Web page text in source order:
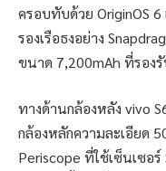
ครอบทับด้วย OriginOS
รองเรือธงอย่าง
ขนาด 7,200mAh ที่รอง
ทางด้านกล้องหลัง vivo
กล้องหลักความละเอียด
Periscope ที่ใช้เซ็นเซอ